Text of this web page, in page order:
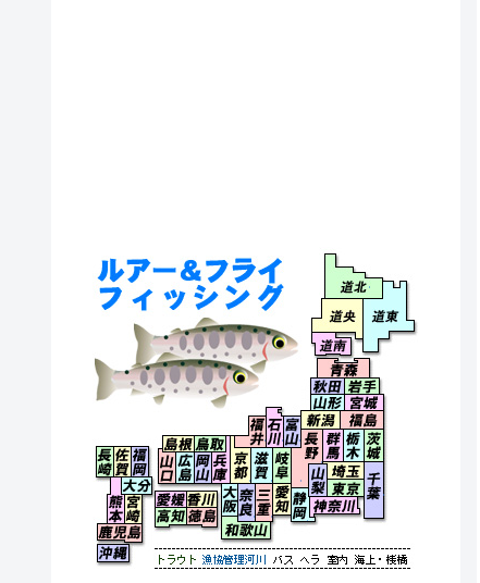
北海道北
北海道東
北海道央
北海道南
青森県
岩手県
宮城県
秋田県
山形県福島県
栃木県
群馬県
埼玉県
東京都
神奈川県
新潟県
富山県
石川県
福井県
山梨県
長野県
長野県
岐阜県
静岡県
愛知県
三重県
滋賀県
京都府
大阪府
兵庫県
奈良県
和歌山県
鳥取県
島根県
岡山県
広島県
山口県
徳島県
香川県
愛媛県
高知県
福岡県
佐賀県
長崎県
熊本県
大分県
宮崎県
鹿児島県
沖縄県